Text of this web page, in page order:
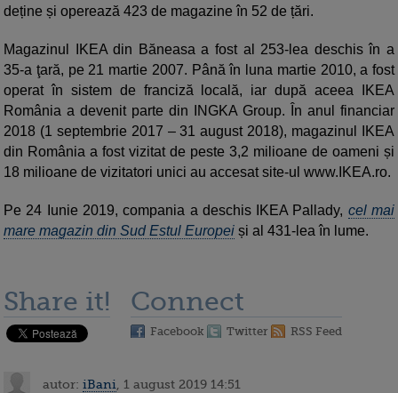
deține și operează 423 de magazine în 52 de țări.
Magazinul IKEA din Băneasa a fost al 253-lea deschis în a
35-a ţară, pe 21 martie 2007. Până în luna martie 2010, a fost
operat în sistem de franciză locală, iar după aceea IKEA
România a devenit parte din INGKA Group. În anul financiar
2018 (1 septembrie 2017 – 31 august 2018), magazinul IKEA
din România a fost vizitat de peste 3,2 milioane de oameni și
18 milioane de vizitatori unici au accesat site-ul www.IKEA.ro.
Pe 24 Iunie 2019, compania a deschis IKEA Pallady, cel mai
mare magazin din Sud Estul Europei și al 431-lea în lume.
Share it! Connect
Facebook Twitter RSS Feed
autor: iBani , 1 august 2019 14:51